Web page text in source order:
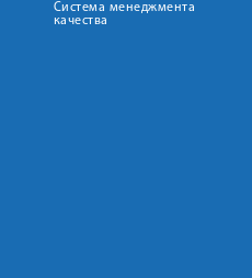
Система менеджмента
качества